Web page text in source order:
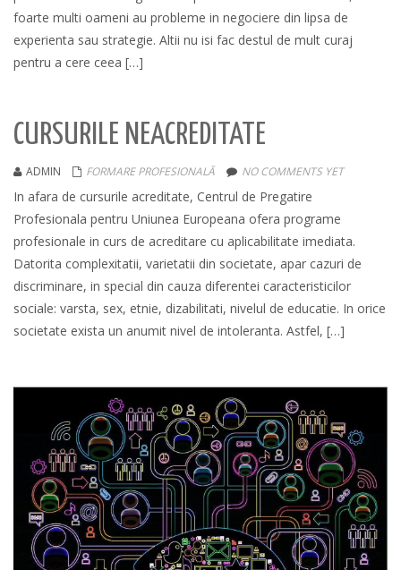
foarte multi oameni au probleme in negociere din lipsa de
experienta sau strategie. Altii nu isi fac destul de mult curaj
pentru a cere ceea […]
CURSURILE NEACREDITATE
ADMIN FORMARE PROFESIONALĂ NO COMMENTS YET
In afara de cursurile acreditate, Centrul de Pregatire
Profesionala pentru Uniunea Europeana ofera programe
profesionale in curs de acreditare cu aplicabilitate imediata.
Datorita complexitatii, varietatii din societate, apar cazuri de
discriminare, in special din cauza diferentei caracteristicilor
sociale: varsta, sex, etnie, dizabilitati, nivelul de educatie. In orice
societate exista un anumit nivel de intoleranta. Astfel, […]